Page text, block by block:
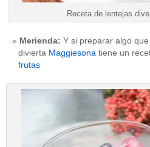
Receta de lentejas
Merienda: Y si preparar algo
divierta Maggiesona tiene un
frutas